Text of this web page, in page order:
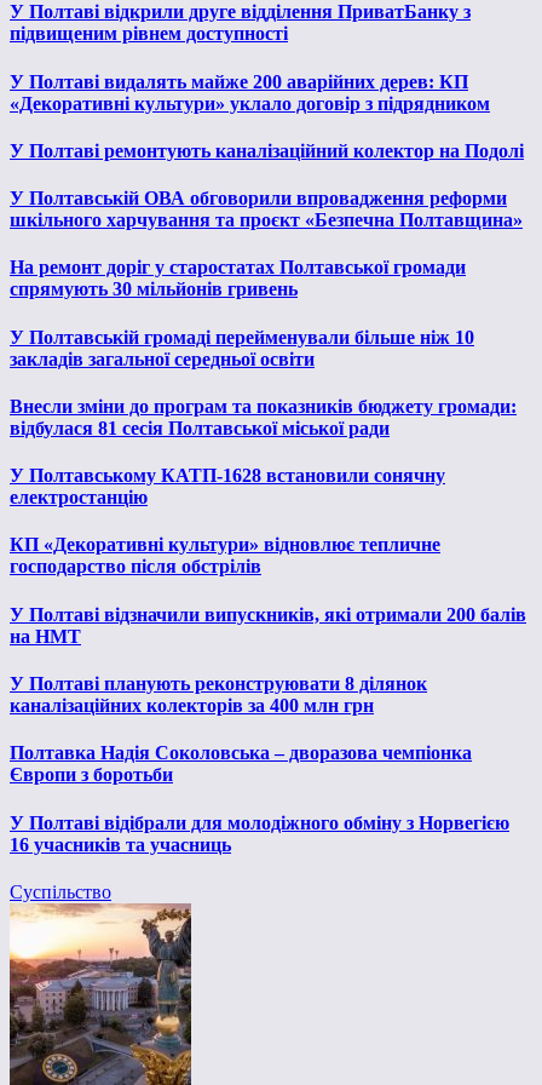
У Полтаві відкрили друге відділення ПриватБанку з
підвищеним рівнем доступності
У Полтаві видалять майже 200 аварійних дерев: КП
«Декоративні культури» уклало договір з підрядником
У Полтаві ремонтують каналізаційний колектор на Подолі
У Полтавській ОВА обговорили впровадження реформи
шкільного харчування та проєкт «Безпечна Полтавщина»
На ремонт доріг у старостатах Полтавської громади
спрямують 30 мільйонів гривень
У Полтавській громаді перейменували більше ніж 10
закладів загальної середньої освіти
Внесли зміни до програм та показників бюджету громади:
відбулася 81 сесія Полтавської міської ради
У Полтавському КАТП-1628 встановили сонячну
електростанцію
КП «Декоративні культури» відновлює тепличне
господарство після обстрілів
У Полтаві відзначили випускників, які отримали 200 балів
на НМТ
У Полтаві планують реконструювати 8 ділянок
каналізаційних колекторів за 400 млн грн
Полтавка Надія Соколовська – дворазова чемпіонка
Європи з боротьби
У Полтаві відібрали для молодіжного обміну з Норвегією
16 учасників та учасниць
Суспільство